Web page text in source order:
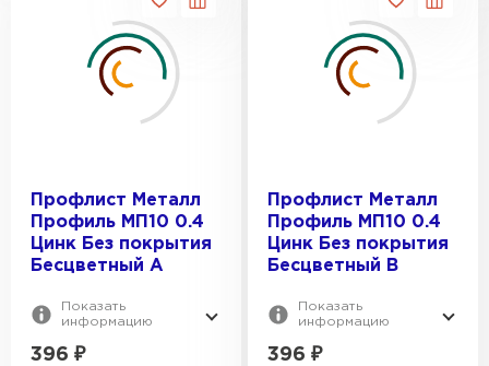
Профлист Металл
Профиль МП10 0.4
Цинк Без покрытия
Бесцветный A
Показать
информацию
396 ₽
Профлист Металл
Профиль МП10 0.4
Цинк Без покрытия
Бесцветный B
Показать
информацию
396 ₽